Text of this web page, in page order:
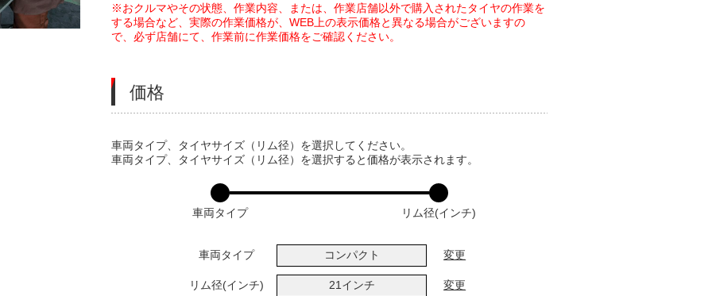
※おクルマやその状態、作業内容、または、作業店舗以外で購入されたタイヤの作業を
する場合など、実際の作業価格が、WEB上の表示価格と異なる場合がございますの
で、必ず店舗にて、作業前に作業価格をご確認ください。
価格
VARIATIONS
車両タイプ、タイヤサイズ（リム径）を選択してください。
車両タイプ、タイヤサイズ（リム径）を選択すると価格が表示されます。
車両タイプ リム径(インチ)
車両タイプ コンパクト 変更
リム径(インチ) 21インチ 変更